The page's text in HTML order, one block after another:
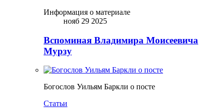
Информация о материале
нояб 29 2025
Вспоминая Владимира Моисеевича
Мурзу
Богослов Уильям Баркли о посте
Статьи